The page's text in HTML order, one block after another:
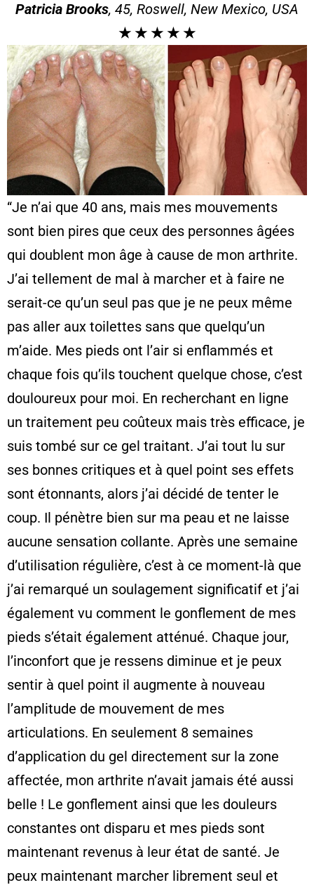
Patricia Brooks, 45, Roswell, New Mexico, USA
★ ★ ★ ★ ★
“Je n’ai que 40 ans, mais mes mouvements
sont bien pires que ceux des personnes âgées
qui doublent mon âge à cause de mon arthrite.
J’ai tellement de mal à marcher et à faire ne
serait-ce qu’un seul pas que je ne peux même
pas aller aux toilettes sans que quelqu’un
m’aide. Mes pieds ont l’air si enflammés et
chaque fois qu’ils touchent quelque chose, c’est
douloureux pour moi. En recherchant en ligne
un traitement peu coûteux mais très efficace, je
suis tombé sur ce gel traitant. J’ai tout lu sur
ses bonnes critiques et à quel point ses effets
sont étonnants, alors j’ai décidé de tenter le
coup. Il pénètre bien sur ma peau et ne laisse
aucune sensation collante. Après une semaine
d’utilisation régulière, c’est à ce moment-là que
j’ai remarqué un soulagement significatif et j’ai
également vu comment le gonflement de mes
pieds s’était également atténué. Chaque jour,
l’inconfort que je ressens diminue et je peux
sentir à quel point il augmente à nouveau
l’amplitude de mouvement de mes
articulations. En seulement 8 semaines
d’application du gel directement sur la zone
affectée, mon arthrite n’avait jamais été aussi
belle ! Le gonflement ainsi que les douleurs
constantes ont disparu et mes pieds sont
maintenant revenus à leur état de santé. Je
peux maintenant marcher librement seul et